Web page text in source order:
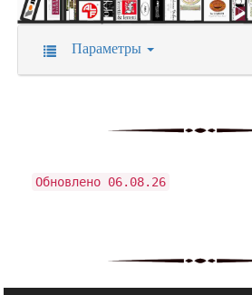
Параметры
Обновлено 06.08.26